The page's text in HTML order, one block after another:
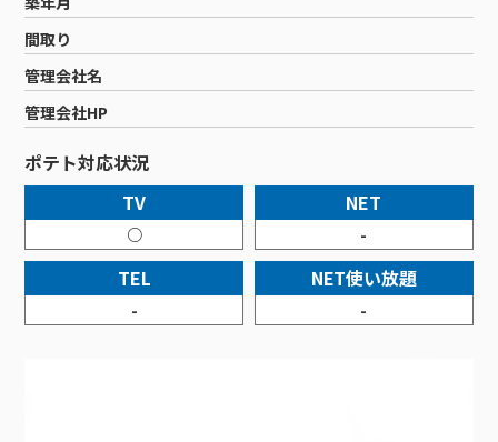
ポテトを導入している集合住宅
物件情報
特典・キャンペーン
おトクな割引サービス
サポートサービス
サポートサービストップ
リモートコール
回線速度測定
接続・設定⽅法
訪問サポート＆サポートパックサービス料⾦表
新着情報
メンテナンス・障害情報
ポテトからのプレゼント
イベントカレンダー
講座のご案内
ケーブルテレビ
ケーブルテレビトップ
チャンネル紹介
料⾦プラン
NHK衛星受信料団体⼀括⽀払
機器⼀覧
インターネット
インターネットトップ
料⾦プラン
Wi-Fiサービス
ポテトホーム防犯カメラ
オプションサービス
インターネットギガシェアプラン
固定電話
固定電話トップ
基本料⾦・通話料⾦
オプションサービス
auスマートバリュー
auまとめトーク
ポテトスマートフォントップ
料⾦プラン
機種⼀覧
オプションサービス
でんき
でんきトップ
ポラリンでんき×ポテト
ポテトでんき
暮らしを快適にするサービス
暮らしを快適にするサービストップ
ポテトライフメール
お困りの方はこちら
会社案内
メンテナンス
障害情報
間取り
管理会社名
管理会社HP
ポテト対応状況
TV
○
NET
-
TEL
-
NET使い放題
-